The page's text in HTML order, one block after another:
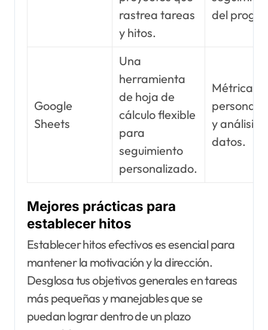
rastrea tareas
y hitos.
del
Google
Sheets
Una
herramienta
de hoja de
cálculo flexible
para
seguimiento
personalizado.
Métricas
y análisis
datos.
Mejores prácticas para
establecer hitos
Establecer hitos efectivos es esencial para
mantener la motivación y la dirección.
Desglosa tus objetivos generales en tareas
más pequeñas y manejables que se
puedan lograr dentro de un plazo